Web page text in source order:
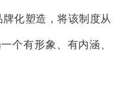
牌化塑造，将该制度从
个有形象、有内涵、